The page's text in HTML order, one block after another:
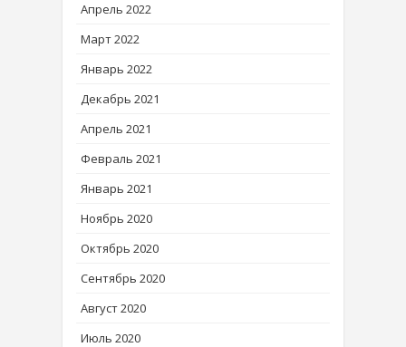
Апрель 2022
Март 2022
Январь 2022
Декабрь 2021
Апрель 2021
Февраль 2021
Январь 2021
Ноябрь 2020
Октябрь 2020
Сентябрь 2020
Август 2020
Июль 2020